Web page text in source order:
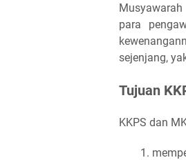
para
sejenjang,
Tujuan
KKPS dan